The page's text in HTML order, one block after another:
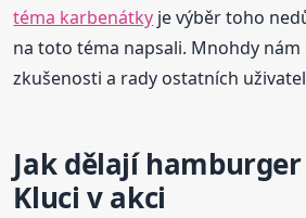
téma karbenátky je výběr toho
na toto téma napsali. Mnohdy
zkušenosti a rady ostatních
Jak dělají
Kluci v akci